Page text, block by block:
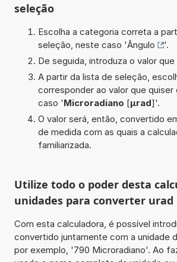
seleção
Escolha a categoria correta a
seleção, neste caso 'Ângulo
'.
De seguida, introduza o valor
A partir da lista de seleção,
corresponder ao valor que
caso 'Microradiano [µrad]'.
O valor será, então, convertido
de medida com as quais a
familiarizada.
Utilize todo o poder desta
unidades para converter urad
Com esta calculadora, é possível
convertido juntamente com a unidade
por exemplo, '790 Microradiano'. Ao